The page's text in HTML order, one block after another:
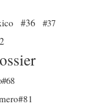
#36 #37